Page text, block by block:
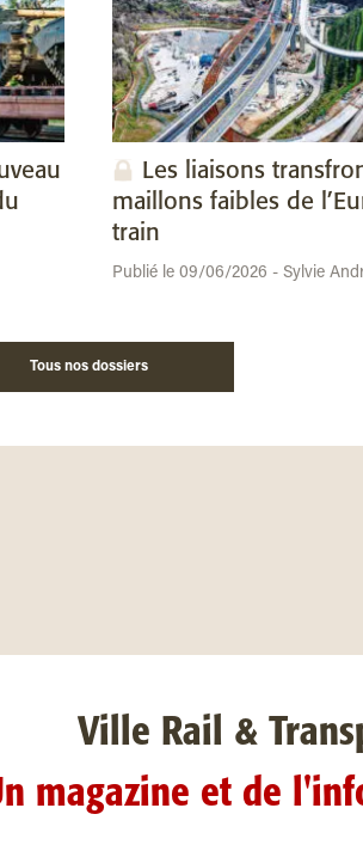
Les liaisons
maillons faibles de
train
Publié le 09/06/2026 - Sylvie
Tous nos dossiers
Ville Rail &
magazine et de